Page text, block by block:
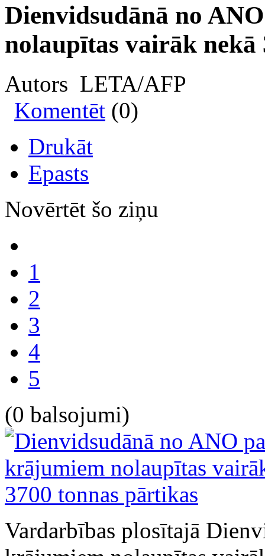
Dienvidsudānā no
nolaupītas vairāk nekā
Autors LETA/AFP
Komentēt (0)
Drukāt
Epasts
Novērtēt šo ziņu
1
2
3
4
5
(0 balsojumi)
Vardarbības plosītajā